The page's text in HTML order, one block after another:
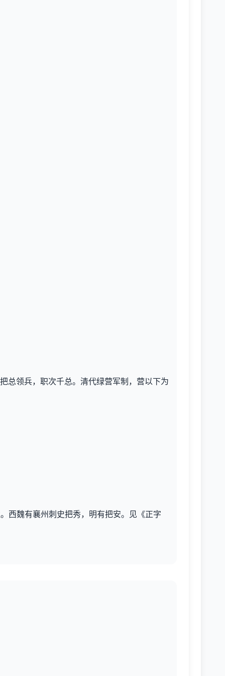
总领兵，职次千总。清代绿营军制，营以下为
西魏有襄州刺史把秀，明有把安。见《正字